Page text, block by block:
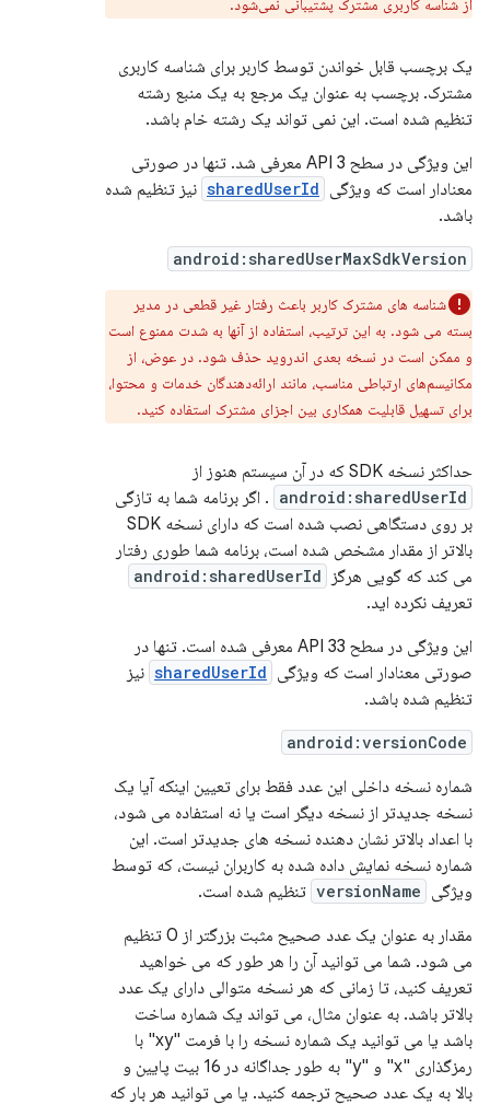
از شناسه کاربری مشترک پشتیبانی نمی‌شود.
یک برچسب قابل خواندن توسط کاربر برای شناسه کاربری
مشترک. برچسب به عنوان یک مرجع به یک منبع رشته
تنظیم شده است. این نمی تواند یک رشته خام باشد.
این ویژگی در سطح 3 API معرفی شد. تنها در صورتی
معنادار است که ویژگی sharedUserId نیز تنظیم شده
باشد.
android:sharedUserMaxSdkVersion
شناسه های مشترک کاربر باعث رفتار غیر قطعی در مدیر
بسته می شود. به این ترتیب، استفاده از آنها به شدت ممنوع است
و ممکن است در نسخه بعدی اندروید حذف شود. در عوض، از
مکانیسم‌های ارتباطی مناسب، مانند ارائه‌دهندگان خدمات و محتوا،
برای تسهیل قابلیت همکاری بین اجزای مشترک استفاده کنید.
حداکثر نسخه SDK که در آن سیستم هنوز از
android:sharedUserId . اگر برنامه شما به تازگی
بر روی دستگاهی نصب شده است که دارای نسخه SDK
بالاتر از مقدار مشخص شده است، برنامه شما طوری رفتار
می کند که گویی هرگز
android:sharedUserId
تعریف نکرده اید.
این ویژگی در سطح API 33 معرفی شده است. تنها در
صورتی معنادار است که ویژگی sharedUserId نیز
تنظیم شده باشد.
android:versionCode
شماره نسخه داخلی این عدد فقط برای تعیین اینکه آیا یک
نسخه جدیدتر از نسخه دیگر است یا نه استفاده می شود،
با اعداد بالاتر نشان دهنده نسخه های جدیدتر است. این
شماره نسخه نمایش داده شده به کاربران نیست، که توسط
ویژگی versionName تنظیم شده است.
مقدار به عنوان یک عدد صحیح مثبت بزرگتر از 0 تنظیم
می شود. شما می توانید آن را هر طور که می خواهید
تعریف کنید، تا زمانی که هر نسخه متوالی دارای یک عدد
بالاتر باشد. به عنوان مثال، می تواند یک شماره ساخت
باشد یا می توانید یک شماره نسخه را با فرمت "xy" با
رمزگذاری "x" و "y" به طور جداگانه در 16 بیت پایین و
بالا به یک عدد صحیح ترجمه کنید. یا می توانید هر بار که